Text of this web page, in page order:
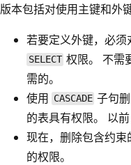
版本包括对使用主键和外
若要定义外键，必
SELECT 权限。 不需
需的。
使用 CASCADE 子句
的表具有权限。 以
现在，删除包含约
的权限。